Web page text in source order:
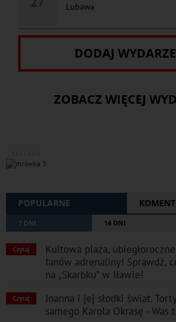
Lubawa
DODAJ
ZOBACZ WIĘCEJ
POPULARNE
7 DNI 14 DNI
Czytaj
Kultowa plaża,
fanów adrenaliny! Sprawdź,
na „Skarbku” w Iławie!
Czytaj
Joanna i jej słodki świat.
samego Karola Okrasę - Was